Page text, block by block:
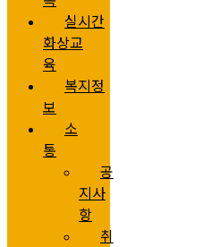
실시간
화상교
육
복지정
보
소
통
공
지사
항
취